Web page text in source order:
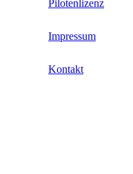
Pilotenlizenz
Impressum
Kontakt